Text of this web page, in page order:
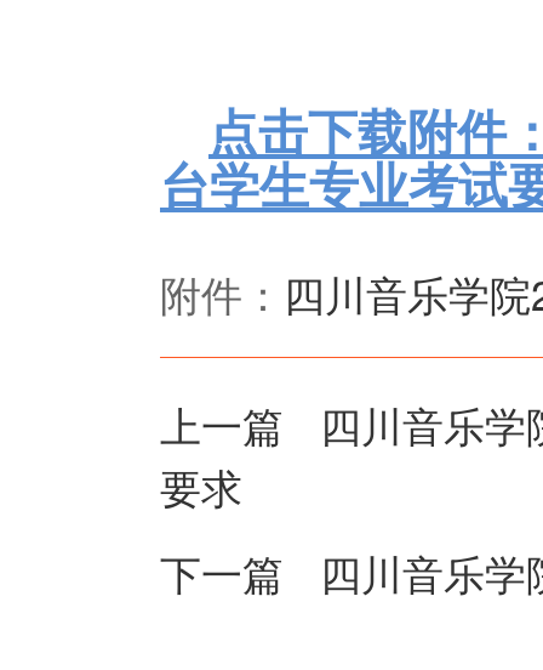
点击下载附件
台学生专业考试
附件： 四川音乐学
上一篇 四川音乐
要求
下一篇 四川音乐